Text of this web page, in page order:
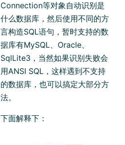
Connection等对象自动识别是
什么数据库，然后使用不同的方
言构造SQL语句，暂时支持的数
据库有MySQL、Oracle、
SqlLite3，当然如果识别失败会
用ANSI SQL，这样遇到不支持
的数据库，也可以搞定大部分方
法。
下面解释下：